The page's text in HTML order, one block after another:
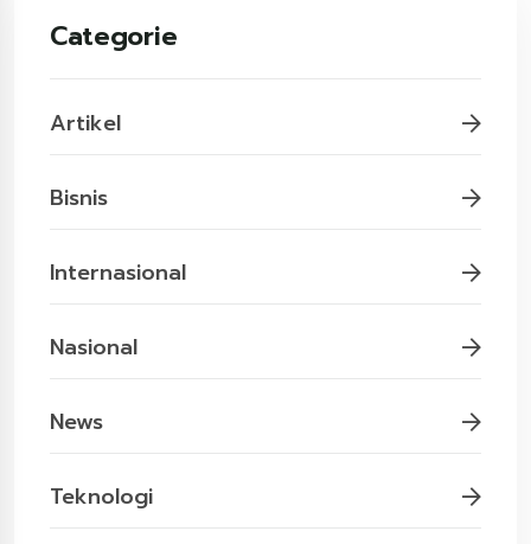
Categorie
Artikel
Bisnis
Internasional
Nasional
News
Teknologi